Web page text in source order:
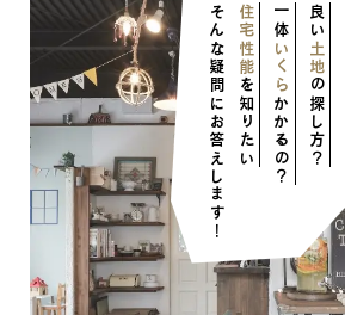
ナチュラル
住宅性能
を知りたい
一体
いくら
かかるの？
良い
土地
の探し方？
そんな疑問にお答えします！